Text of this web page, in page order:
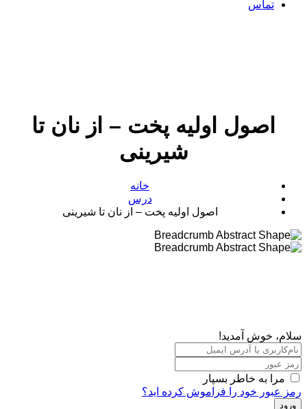
تماس
اصول اولیه پخت – از نان تا
شیرینی
درس
اصول اولیه پخت – از نان تا شیرینی
خوش آمدید!
مرا به خاطر بسپار
عبور خود را فراموش کرده اید؟